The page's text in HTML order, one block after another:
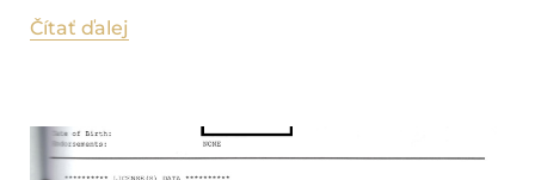
Čítať ďalej